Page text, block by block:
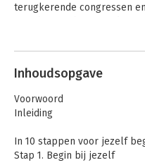
terugkerende congressen
Andere boeken
Inhoudsopgave
Voorwoord
Inleiding
In 10 stappen voor jezelf
Stap 1. Begin bij jezelf